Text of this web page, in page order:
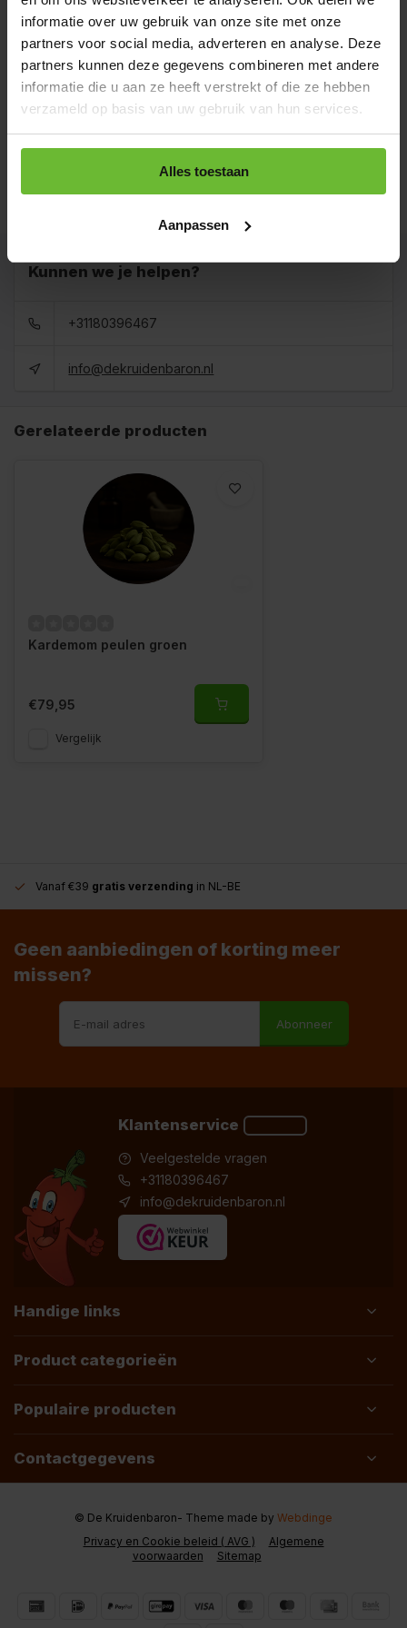
informatie over uw gebruik van onze site met onze
partners voor social media, adverteren en analyse. Deze
partners kunnen deze gegevens combineren met andere
informatie die u aan ze heeft verstrekt of die ze hebben
verzameld op basis van uw gebruik van hun services.
Alles toestaan
Aanpassen
Strooibus 200 gram
Art# 16007Z
Op voorraad
€20,10
Art# 16007K
Op voorraad
€59,95
Totaal:
Baal a 20 kilo
Art# 16007BULK
€1.120,00
Kunnen we je helpen?
+31180396467
info@dekruidenbaron.nl
Gerelateerde producten
Kardemom peulen groen
€79,95
Vergelijk
Vanaf €39 gratis verzending in NL-BE
Geen aanbiedingen of korting meer
missen?
Abonneer
Klantenservice
Veelgestelde vragen
+31180396467
info@dekruidenbaron.nl
Handige links
Product categorieën
Populaire producten
Contactgegevens
Privacy en Cookie beleid ( AVG )
Algemene
voorwaarden
Sitemap
© De Kruidenbaron- Theme made by Webdinge